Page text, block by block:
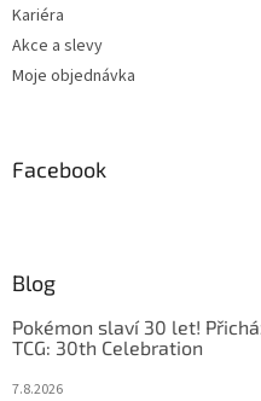
Kariéra
Akce a slevy
Moje objednávka
Facebook
Blog
Pokémon slaví 30 let!
TCG: 30th Celebration
7.8.2026